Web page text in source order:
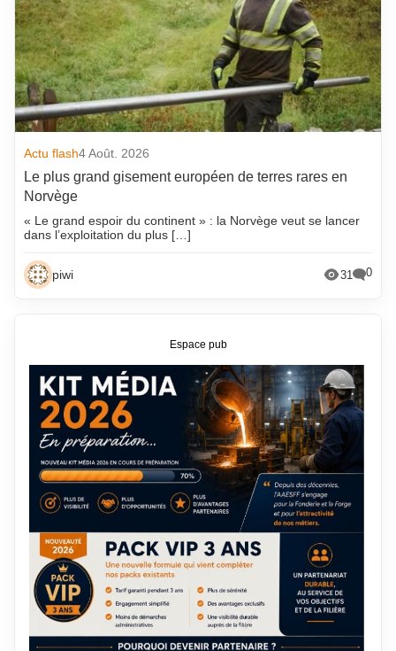
Actu flash4 Août. 2026
Le plus grand gisement européen de terres rares en
Norvège
« Le grand espoir du continent » : la Norvège veut se lancer
dans l’exploitation du plus […]
piwi 31 0
Espace pub